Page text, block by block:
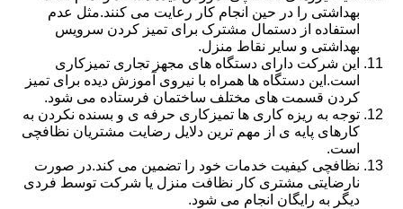
بهداشتی را در حین انجام کار رعایت می کنند.مثل عدم
استفاده از دستمال مشترک برای تمیز کردن سرویس
بهداشتی و سایر نقاط منزل.
این شرکت دارای دستگاه های مجهز تجاری تمیزکاری
است.این دستگاه ها همراه با نیروی آموزش دیده برای تمیز
کردن قسمت های مختلف ساختمان فرستاده می شود.
توجه به ریزه کاری ها تمیزکاری حرفه ی و بسنده نکردن به
کارهای پایه ی از مهم ترین دلایل رضایت مشتریان نظافچی
است.
نظافچی کیفیت خدمات خود را تضمین می کند.در صورت
نارضایتی مشتری کار نظافت منزل یا شرکت توسط فردی
دیگر به رایگان انجام می شود.